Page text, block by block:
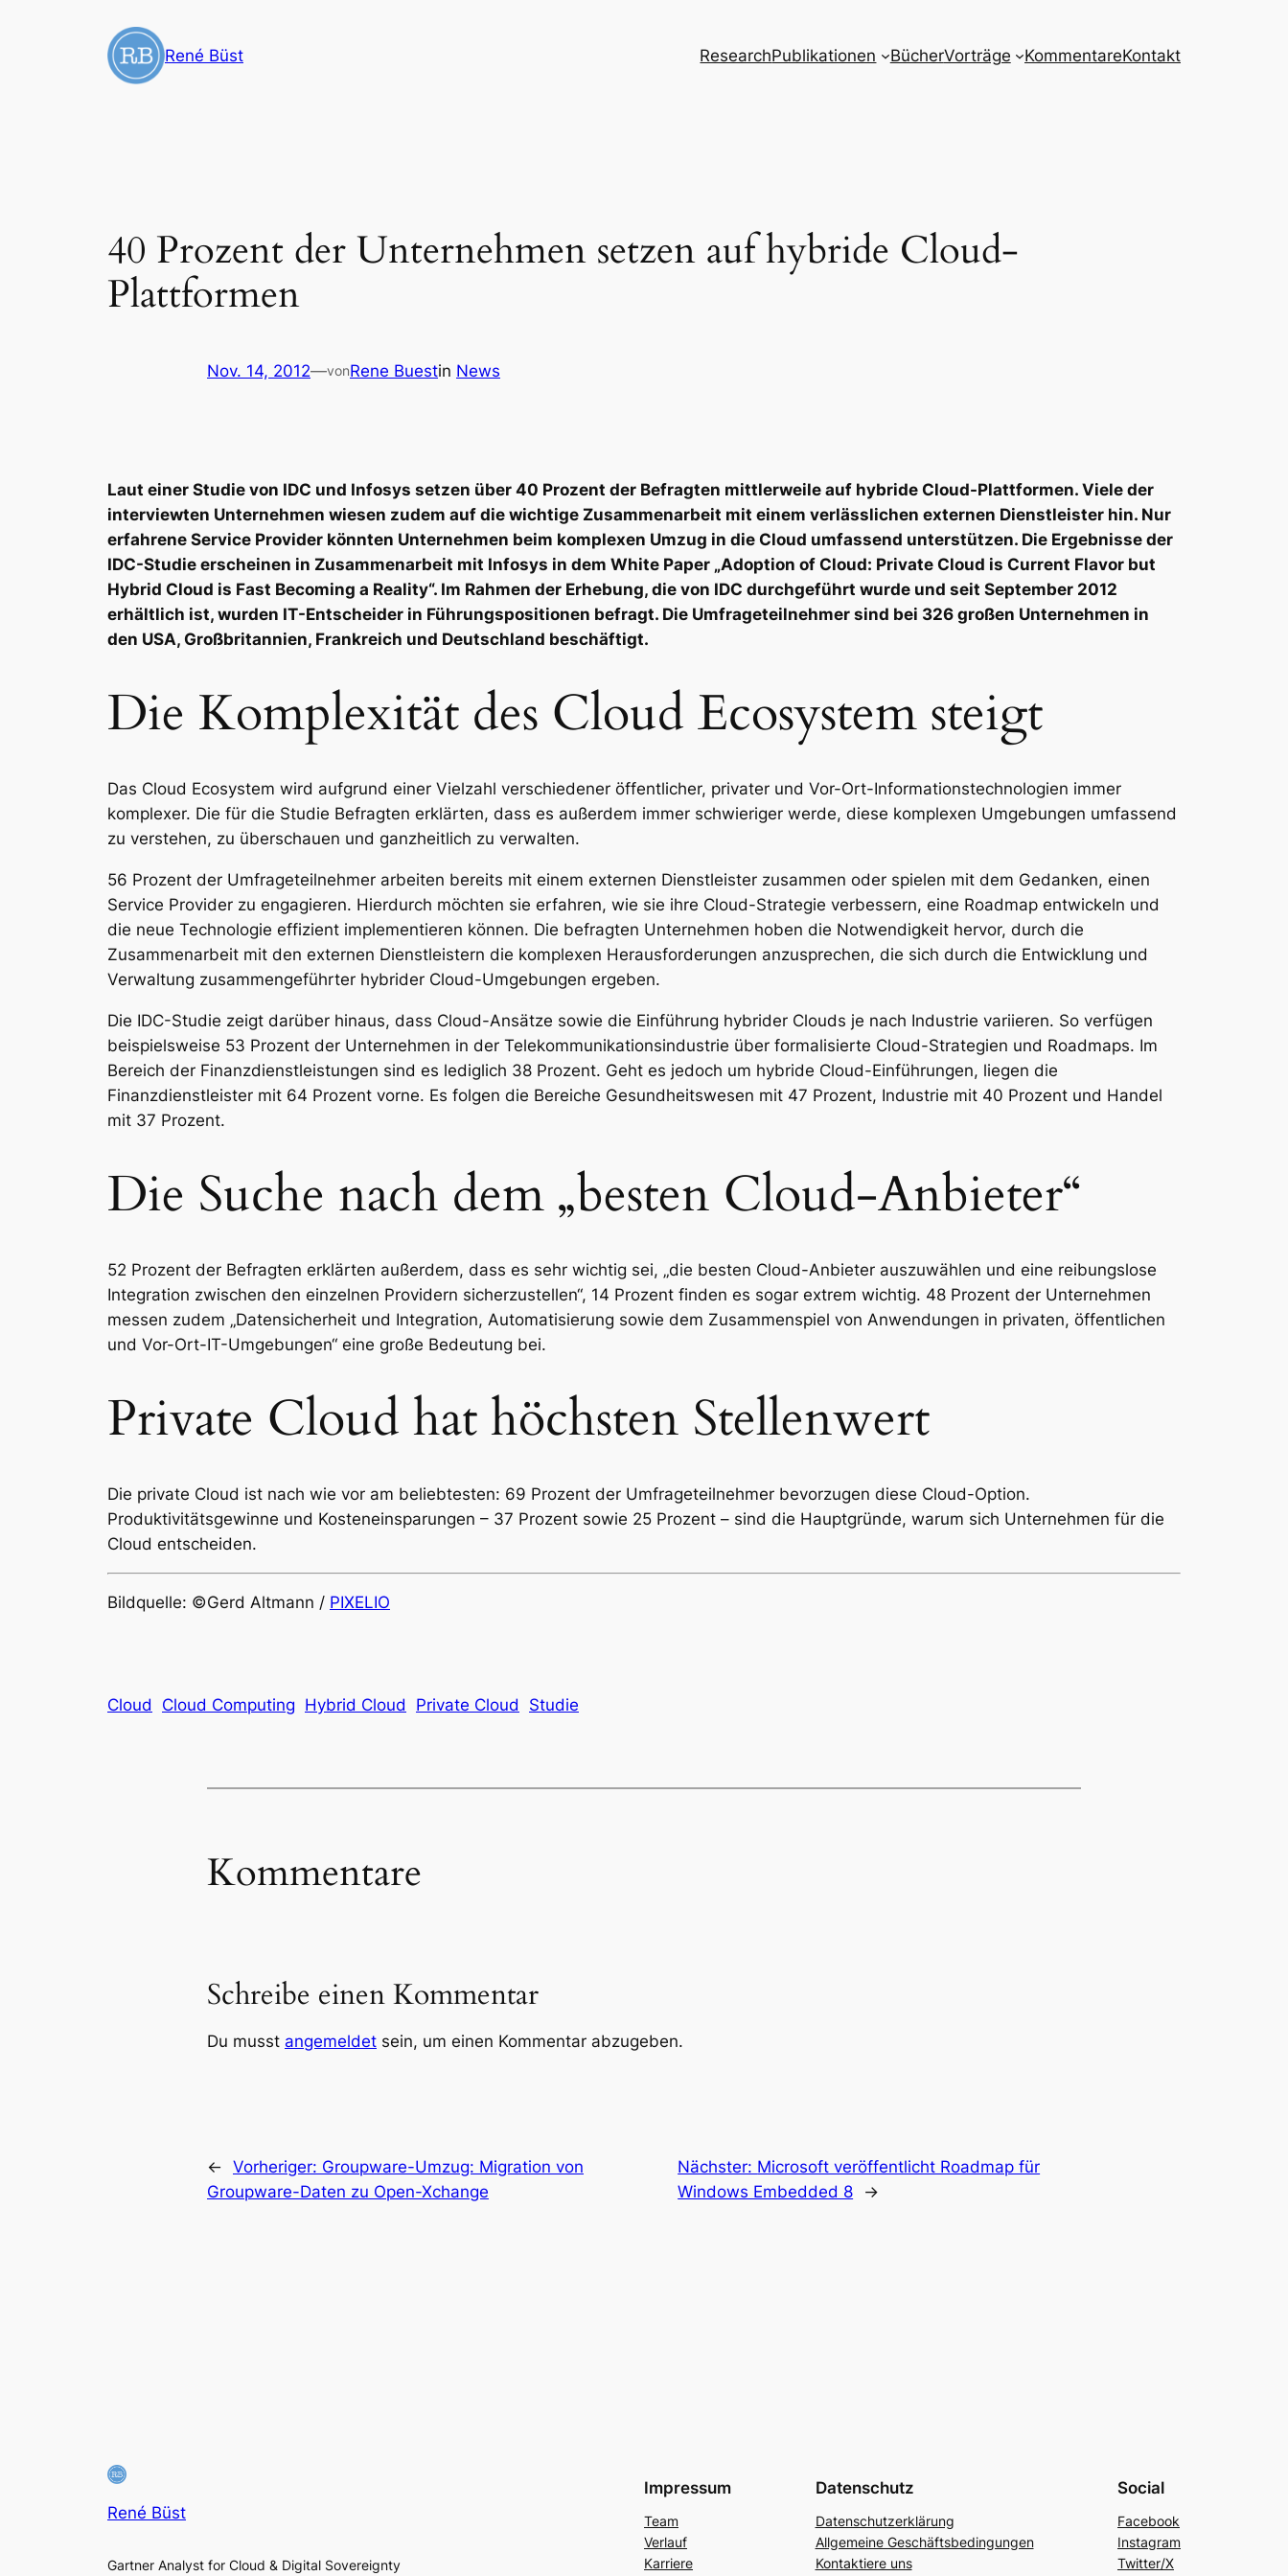
René Büst ResearchPublikationen BücherVorträge KommentareKontakt
40 Prozent der Unternehmen setzen auf hybride Cloud-
Plattformen
Nov. 14, 2012—vonRene Buestin News
Laut einer Studie von IDC und Infosys setzen über 40 Prozent der Befragten mittlerweile auf hybride Cloud-Plattformen. Viele der
interviewten Unternehmen wiesen zudem auf die wichtige Zusammenarbeit mit einem verlässlichen externen Dienstleister hin. Nur
erfahrene Service Provider könnten Unternehmen beim komplexen Umzug in die Cloud umfassend unterstützen. Die Ergebnisse der
IDC-Studie erscheinen in Zusammenarbeit mit Infosys in dem White Paper „Adoption of Cloud: Private Cloud is Current Flavor but
Hybrid Cloud is Fast Becoming a Reality“. Im Rahmen der Erhebung, die von IDC durchgeführt wurde und seit September 2012
erhältlich ist, wurden IT-Entscheider in Führungspositionen befragt. Die Umfrageteilnehmer sind bei 326 großen Unternehmen in
den USA, Großbritannien, Frankreich und Deutschland beschäftigt.
Die Komplexität des Cloud Ecosystem steigt
Das Cloud Ecosystem wird aufgrund einer Vielzahl verschiedener öffentlicher, privater und Vor-Ort-Informationstechnologien immer
komplexer. Die für die Studie Befragten erklärten, dass es außerdem immer schwieriger werde, diese komplexen Umgebungen umfassend
zu verstehen, zu überschauen und ganzheitlich zu verwalten.
56 Prozent der Umfrageteilnehmer arbeiten bereits mit einem externen Dienstleister zusammen oder spielen mit dem Gedanken, einen
Service Provider zu engagieren. Hierdurch möchten sie erfahren, wie sie ihre Cloud-Strategie verbessern, eine Roadmap entwickeln und
die neue Technologie effizient implementieren können. Die befragten Unternehmen hoben die Notwendigkeit hervor, durch die
Zusammenarbeit mit den externen Dienstleistern die komplexen Herausforderungen anzusprechen, die sich durch die Entwicklung und
Verwaltung zusammengeführter hybrider Cloud-Umgebungen ergeben.
Die IDC-Studie zeigt darüber hinaus, dass Cloud-Ansätze sowie die Einführung hybrider Clouds je nach Industrie variieren. So verfügen
beispielsweise 53 Prozent der Unternehmen in der Telekommunikationsindustrie über formalisierte Cloud-Strategien und Roadmaps. Im
Bereich der Finanzdienstleistungen sind es lediglich 38 Prozent. Geht es jedoch um hybride Cloud-Einführungen, liegen die
Finanzdienstleister mit 64 Prozent vorne. Es folgen die Bereiche Gesundheitswesen mit 47 Prozent, Industrie mit 40 Prozent und Handel
mit 37 Prozent.
Die Suche nach dem „besten Cloud-Anbieter“
52 Prozent der Befragten erklärten außerdem, dass es sehr wichtig sei, „die besten Cloud-Anbieter auszuwählen und eine reibungslose
Integration zwischen den einzelnen Providern sicherzustellen“, 14 Prozent finden es sogar extrem wichtig. 48 Prozent der Unternehmen
messen zudem „Datensicherheit und Integration, Automatisierung sowie dem Zusammenspiel von Anwendungen in privaten, öffentlichen
und Vor-Ort-IT-Umgebungen“ eine große Bedeutung bei.
Private Cloud hat höchsten Stellenwert
Die private Cloud ist nach wie vor am beliebtesten: 69 Prozent der Umfrageteilnehmer bevorzugen diese Cloud-Option.
Produktivitätsgewinne und Kosteneinsparungen – 37 Prozent sowie 25 Prozent – sind die Hauptgründe, warum sich Unternehmen für die
Cloud entscheiden.
Bildquelle: ©Gerd Altmann / PIXELIO
Cloud Cloud Computing Hybrid Cloud Private Cloud Studie
Kommentare
Schreibe einen Kommentar
Du musst angemeldet sein, um einen Kommentar abzugeben.
← Vorheriger: Groupware-Umzug: Migration von
Groupware-Daten zu Open-Xchange
Nächster: Microsoft veröffentlicht Roadmap für
Windows Embedded 8
→
René Büst
Gartner Analyst for Cloud & Digital Sovereignty
Impressum
Team
Verlauf
Karriere
Datenschutz
Datenschutzerklärung
Allgemeine Geschäftsbedingungen
Kontaktiere uns
Social
Facebook
Instagram
Twitter/X